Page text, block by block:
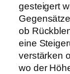
gesteigert
ob
eine
verstärken
wo der